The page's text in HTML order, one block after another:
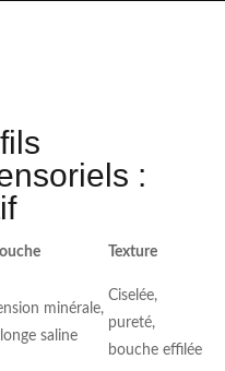
:
Texture
minérale,
saline
Ciselée,
pureté,
bouche effilée